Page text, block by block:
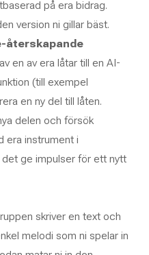
på era bidrag.
version ni gillar bäst.
återskapande
en av era låtar till en AI-
(till exempel
en ny del till låten.
delen och försök
era instrument i
det ge impulser för ett nytt
skriver en text och
melodi som ni spelar in